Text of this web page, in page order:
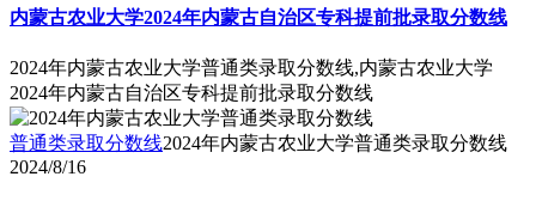
内蒙古农业大学2024年内蒙古自治区专科提前批录取分数线
2024年内蒙古农业大学普通类录取分数线,内蒙古农业大学
2024年内蒙古自治区专科提前批录取分数线
普通类录取分数线2024年内蒙古农业大学普通类录取分数线
2024/8/16